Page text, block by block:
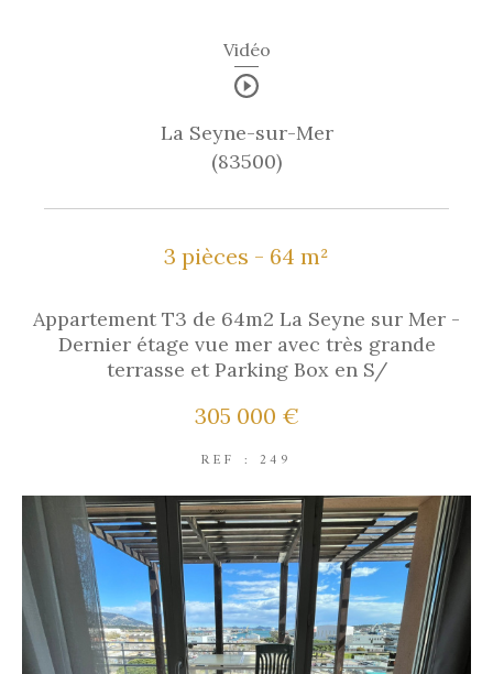
Vidéo
La Seyne-sur-Mer
(83500)
3 pièces - 64 m²
Appartement T3 de 64m2 La Seyne sur Mer -
Dernier étage vue mer avec très grande
terrasse et Parking Box en S/
305 000 €
REF : 249